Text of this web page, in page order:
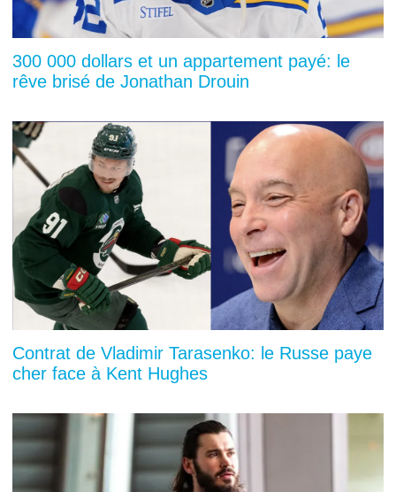
300 000 dollars et un appartement payé: le
rêve brisé de Jonathan Drouin
Contrat de Vladimir Tarasenko: le Russe paye
cher face à Kent Hughes